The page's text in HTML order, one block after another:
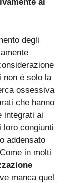
al
degli
non è solo la
ossessiva
che hanno
integrati ai
loro congiunti
addensato
in molti
manca quel